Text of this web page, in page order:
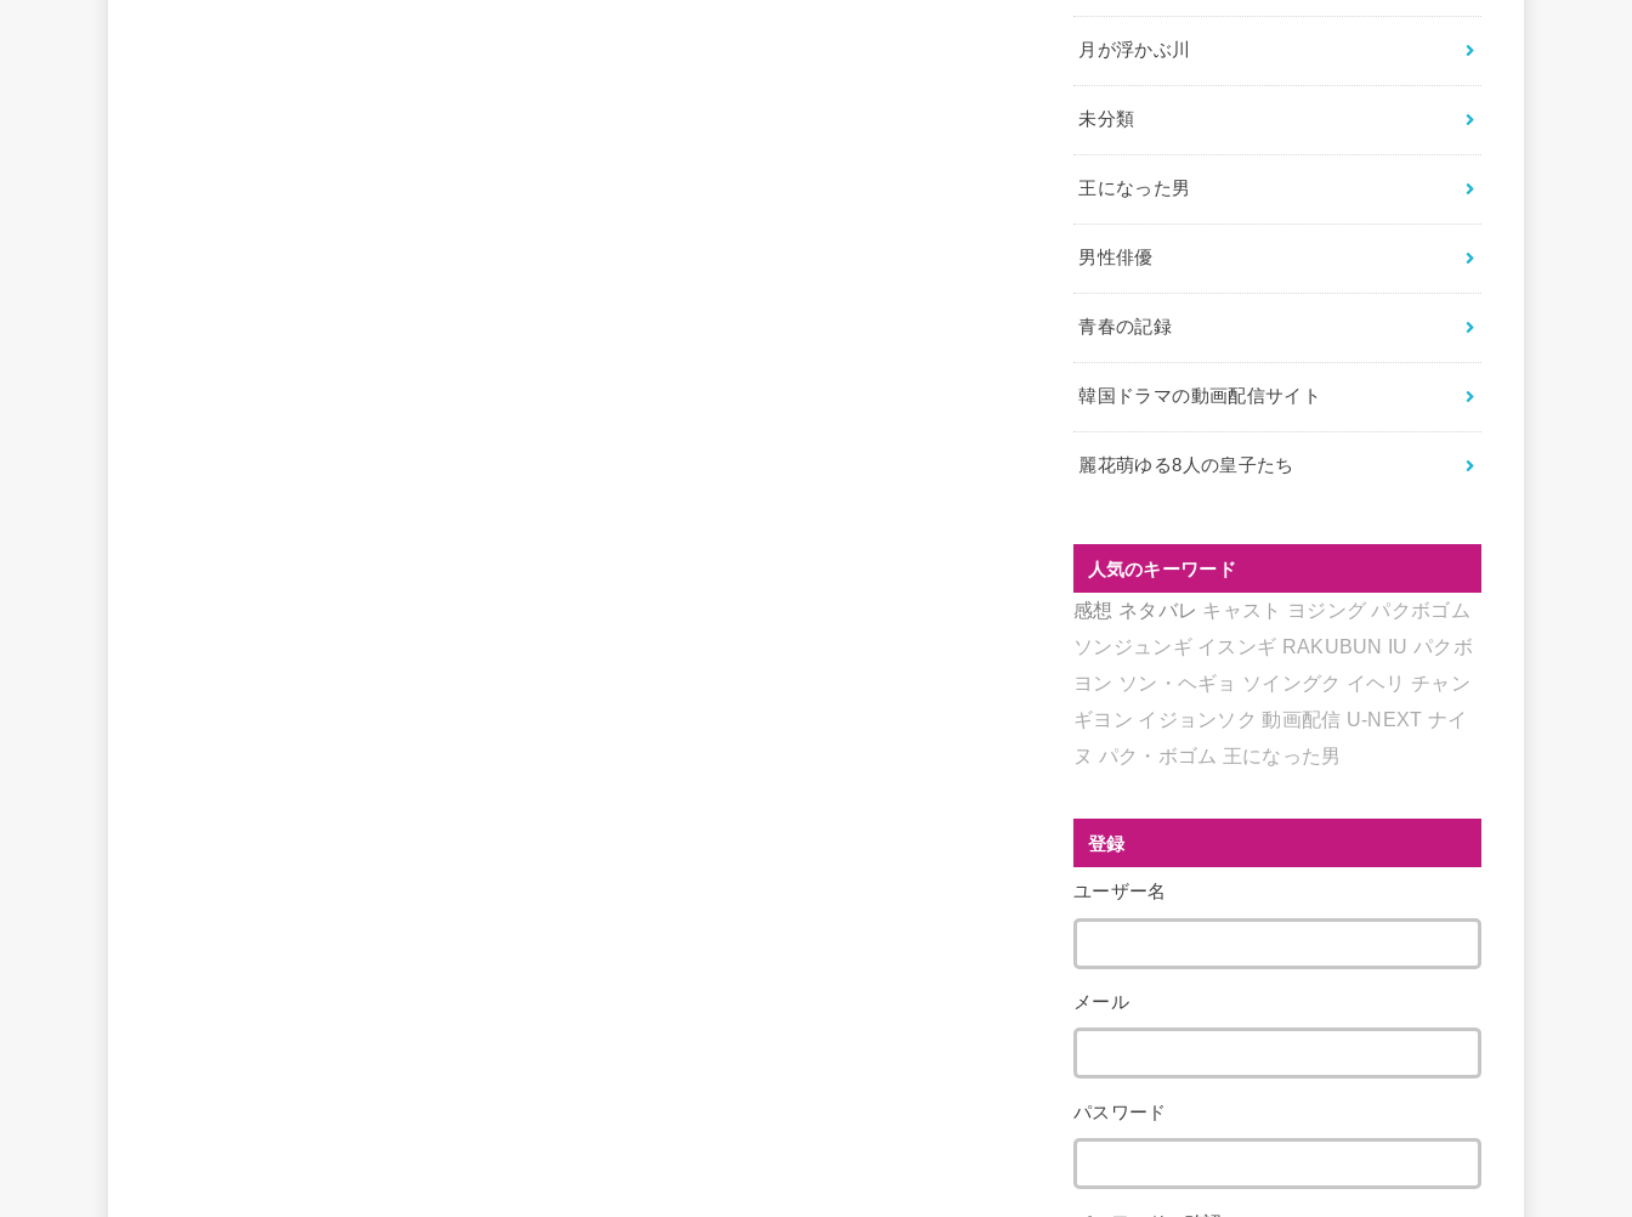
月が浮かぶ川
未分類
王になった男
男性俳優
青春の記録
韓国ドラマの動画配信サイト
麗花萌ゆる8人の皇子たち
人気のキーワード
感想 ネタバレ キャスト ヨジング パクボゴム
ソンジュンギ イスンギ RAKUBUN IU パクボ
ヨン ソン・ヘギョ ソイングク イヘリ チャン
ギヨン イジョンソク 動画配信 U-NEXT ナイ
ヌ パク・ボゴム 王になった男
登録
ユーザー名
メール
パスワード